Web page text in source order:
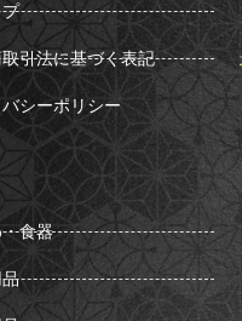
引法に基づく表記
シーポリシー
食器